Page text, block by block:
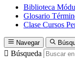
Biblioteca
Glosario
Clase Cursos
Navegar
Búsqueda